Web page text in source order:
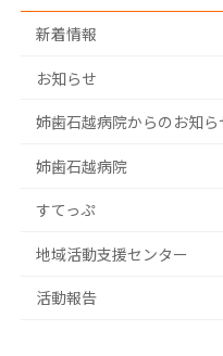
新着情報
お知らせ
姉歯石越病院からのお知ら
姉歯石越病院
すてっぷ
地域活動支援センター
活動報告